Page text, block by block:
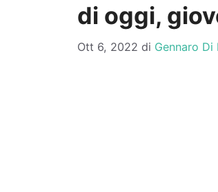
di oggi,
Ott 6, 2022 di Gennaro Di